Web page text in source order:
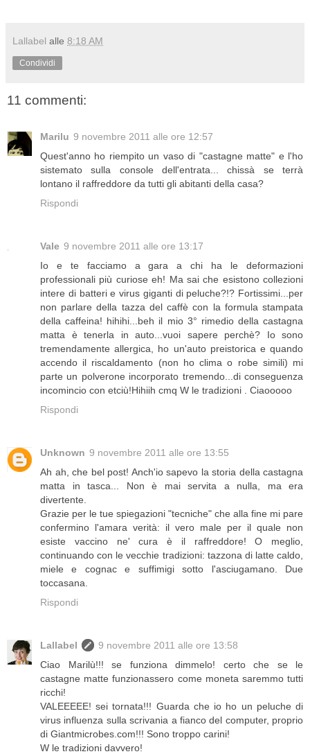
Lallabel alle 8:18 AM
Condividi
11 commenti:
Marilu 9 novembre 2011 alle ore 12:57
Quest'anno ho riempito un vaso di "castagne matte" e l'ho
sistemato sulla console dell'entrata... chissà se terrà
lontano il raffreddore da tutti gli abitanti della casa?
Rispondi
Vale 9 novembre 2011 alle ore 13:17
Io e te facciamo a gara a chi ha le deformazioni
professionali più curiose eh! Ma sai che esistono collezioni
intere di batteri e virus giganti di peluche?!? Fortissimi...per
non parlare della tazza del caffè con la formula stampata
della caffeina! hihihi...beh il mio 3° rimedio della castagna
matta è tenerla in auto...vuoi sapere perchè? Io sono
tremendamente allergica, ho un'auto preistorica e quando
accendo il riscaldamento (non ho clima o robe simili) mi
parte un polverone incorporato tremendo...di conseguenza
incomincio con etciù!Hihiih cmq W le tradizioni . Ciaooooo
Rispondi
Unknown 9 novembre 2011 alle ore 13:55
Ah ah, che bel post! Anch'io sapevo la storia della castagna
matta in tasca... Non è mai servita a nulla, ma era
divertente.
Grazie per le tue spiegazioni "tecniche" che alla fine mi pare
confermino l'amara verità: il vero male per il quale non
esiste vaccino ne' cura è il raffreddore! O meglio,
continuando con le vecchie tradizioni: tazzona di latte caldo,
miele e cognac e suffimigi sotto l'asciugamano. Due
toccasana.
Rispondi
Lallabel
9 novembre 2011 alle ore 13:58
Ciao Marilù!!! se funziona dimmelo! certo che se le
castagne matte funzionassero come moneta saremmo tutti
ricchi!
VALEEEEE! sei tornata!!! Guarda che io ho un peluche di
virus influenza sulla scrivania a fianco del computer, proprio
di Giantmicrobes.com!!! Sono troppo carini!
W le tradizioni davvero!